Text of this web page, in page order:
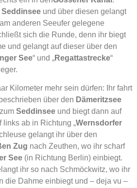
Seddinsee und über diesen gelangt
anderen Seeufer gelegene
sich die Runde, denn ihr biegt
und gelangt auf dieser über den
See“ und „Regattastrecke“
Kilometer mehr sein dürfen: Ihr fahrt
über den Dämeritzsee
Seddinsee und biegt dann auf
ab in Richtung „Wernsdorfer
gelangt ihr über den
Zug nach Zeuthen, wo ihr scharf
See (in Richtung Berlin) einbiegt.
ihr so nach Schmöckwitz, wo ihr
die Dahme einbiegt und – deja vu –